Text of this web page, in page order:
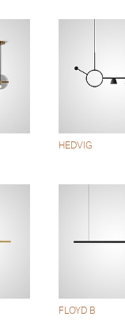
HEDVIG
FLOYD B